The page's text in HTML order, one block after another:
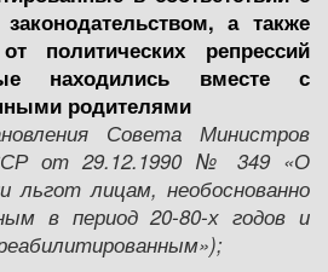
а также
политических репрессий
находились вместе с
родителями
Совета Министров
от 29.12.1990 №
349 «О
льгот лицам, необоснованно
в период 20-80-х годов и
;